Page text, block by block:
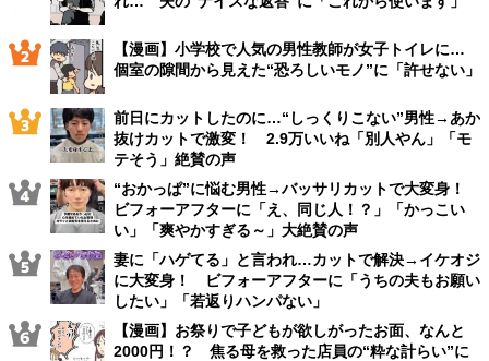
【漫画】小学校で人気の男性教師が女子トイレに…
個室の隙間から見えた“恐ろしいモノ”に「許せない」
前日にカットしたのに…“しっくりこない”男性→あか
抜けカットで激変！ 2.9万いいね「別人やん」「モ
テそう」絶賛の声
“おかっぱ”に悩む男性→バッサリカットで大変身！
ビフォーアフターに「え、同じ人！？」「かっこい
い」「爽やかすぎる～」大絶賛の声
妻に「ハゲてる」と言われ…カットで解決→イケオジ
に大変身！ ビフォーアフターに「うちの夫もお願い
したい」「若返りハンパない」
【漫画】お祭りで子どもが欲しがったお面、なんと
2000円！？ 焦る母を救った店員の“粋な計らい”に